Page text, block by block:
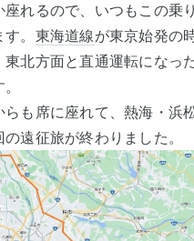
れるので、いつもこの乗
。 東海道線が東京始発の
東北方面と直通運転になっ
も席に座れて、熱海・浜
遠征旅が終わりました。